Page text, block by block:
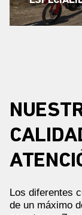
Los diferentes
de un máximo